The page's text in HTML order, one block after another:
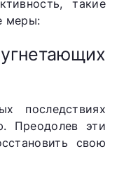
такие
меры:
последствиях
Преодолев эти
свою